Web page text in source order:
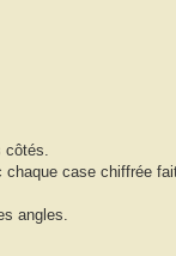
côtés.
case chiffrée
angles.